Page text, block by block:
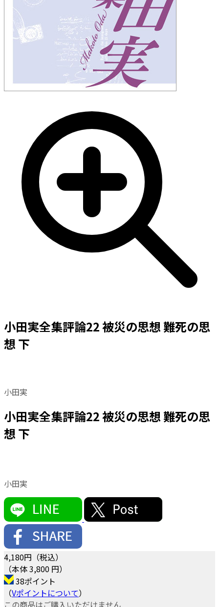
小田実全集評論22 被災の思想 難死の思
想 下
小田実
小田実全集評論22 被災の思想 難死の思
想 下
小田実
4,180円（税込）
（本体 3,800 円）
38ポイント
（Vポイントについて）
この商品はご購入いただけません